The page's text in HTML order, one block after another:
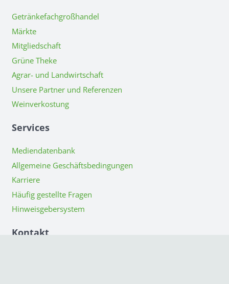
Getränkefachgroßhandel
Märkte
Mitgliedschaft
Grüne Theke
Agrar- und Landwirtschaft
Unsere Partner und Referenzen
Weinverkostung
Services
Mediendatenbank
Allgemeine Geschäftsbedingungen
Karriere
Häufig gestellte Fragen
Hinweisgebersystem
Kontakt